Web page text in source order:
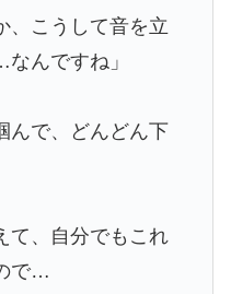
、こうして音を立
んですね」
んで、どんどん下
て、自分でもこれ
で…